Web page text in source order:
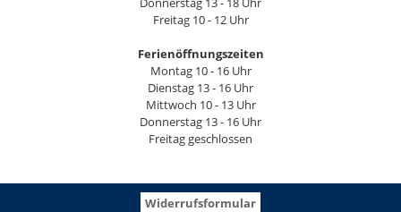
Freitag 10 - 12 Uhr
Ferienöffnungszeiten
Montag 10 - 16 Uhr
Dienstag 13 - 16 Uhr
Mittwoch 10 - 13 Uhr
Donnerstag 13 - 16 Uhr
Freitag geschlossen
Widerrufsformular